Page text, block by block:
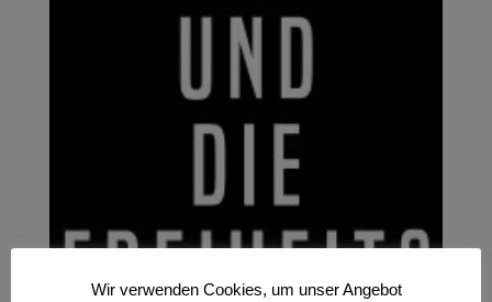
Wir verwenden Cookies, um unser Angebot